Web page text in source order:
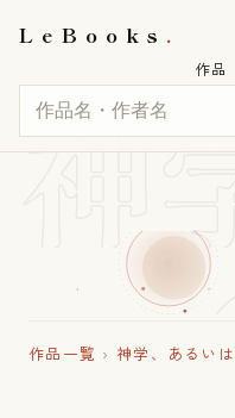
LeBooks
作品
神
作品一覧 › 神学、あるい